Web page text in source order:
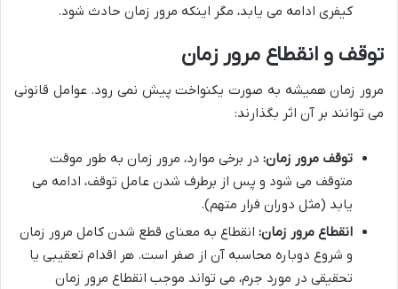
کیفری ادامه می یابد، مگر اینکه مرور زمان حادث شود.
توقف و انقطاع مرور زمان
مرور زمان همیشه به صورت یکنواخت پیش نمی رود. عوامل قانونی
می توانند بر آن اثر بگذارند:
توقف مرور زمان: در برخی موارد، مرور زمان به طور موقت
متوقف می شود و پس از برطرف شدن عامل توقف، ادامه می
یابد (مثل دوران فرار متهم).
انقطاع مرور زمان: انقطاع به معنای قطع شدن کامل مرور زمان
و شروع دوباره محاسبه آن از صفر است. هر اقدام تعقیبی یا
تحقیقی در مورد جرم، می تواند موجب انقطاع مرور زمان